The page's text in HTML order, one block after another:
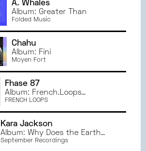
A. Whales
Album: Greater Than
Folded Music
Chahu
Album: Fini
Moyen Fort
Fhase 87
Album: French.Loops
Compilation Vol O2
FRENCH LOOPS
Kara Jackson
Album: Why Does the Earth
Give Us People to Love?
September Recordings